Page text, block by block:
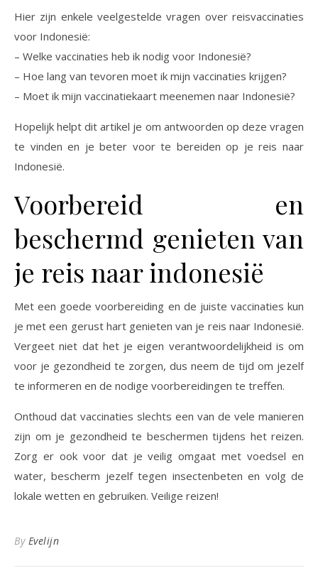
Hier zijn enkele veelgestelde vragen over reisvaccinaties
voor Indonesië:
– Welke vaccinaties heb ik nodig voor Indonesië?
– Hoe lang van tevoren moet ik mijn vaccinaties krijgen?
– Moet ik mijn vaccinatiekaart meenemen naar Indonesië?
Hopelijk helpt dit artikel je om antwoorden op deze vragen
te vinden en je beter voor te bereiden op je reis naar
Indonesië.
Voorbereid en
beschermd genieten van
je reis naar indonesië
Met een goede voorbereiding en de juiste vaccinaties kun
je met een gerust hart genieten van je reis naar Indonesië.
Vergeet niet dat het je eigen verantwoordelijkheid is om
voor je gezondheid te zorgen, dus neem de tijd om jezelf
te informeren en de nodige voorbereidingen te treffen.
Onthoud dat vaccinaties slechts een van de vele manieren
zijn om je gezondheid te beschermen tijdens het reizen.
Zorg er ook voor dat je veilig omgaat met voedsel en
water, bescherm jezelf tegen insectenbeten en volg de
lokale wetten en gebruiken. Veilige reizen!
By Evelijn